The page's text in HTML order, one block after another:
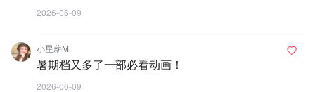
2026-06-09
小星薪M
暑期档又多了一部必看动画！
2026-06-09